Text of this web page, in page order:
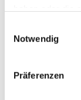
Notwendig
Präferenzen